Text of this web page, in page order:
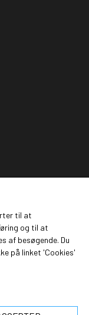
til at
og til at
af besøgende. Du
på linket 'Cookies'